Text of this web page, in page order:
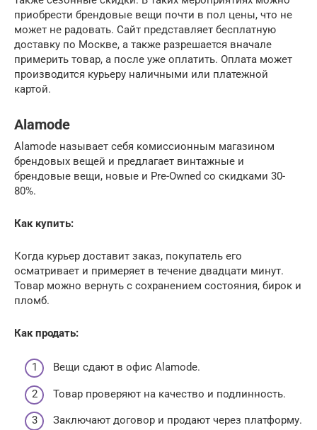
приобрести брендовые вещи почти в пол цены, что не
может не радовать. Сайт представляет бесплатную
доставку по Москве, а также разрешается вначале
примерить товар, а после уже оплатить. Оплата может
производится курьеру наличными или платежной
картой.
Аlamode
Аlamode называет себя комиссионным магазином
брендовых вещей и предлагает винтажные и
брендовые вещи, новые и Рre-Оwned со скидками 30-
80%.
Как купить:
Когда курьер доставит заказ, покупатель его
осматривает и примеряет в течение двадцати минут.
Товар можно вернуть с сохранением состояния, бирок и
пломб.
Как продать:
Вещи сдают в офис Аlamode.
Товар проверяют на качество и подлинность.
Заключают договор и продают через платформу.